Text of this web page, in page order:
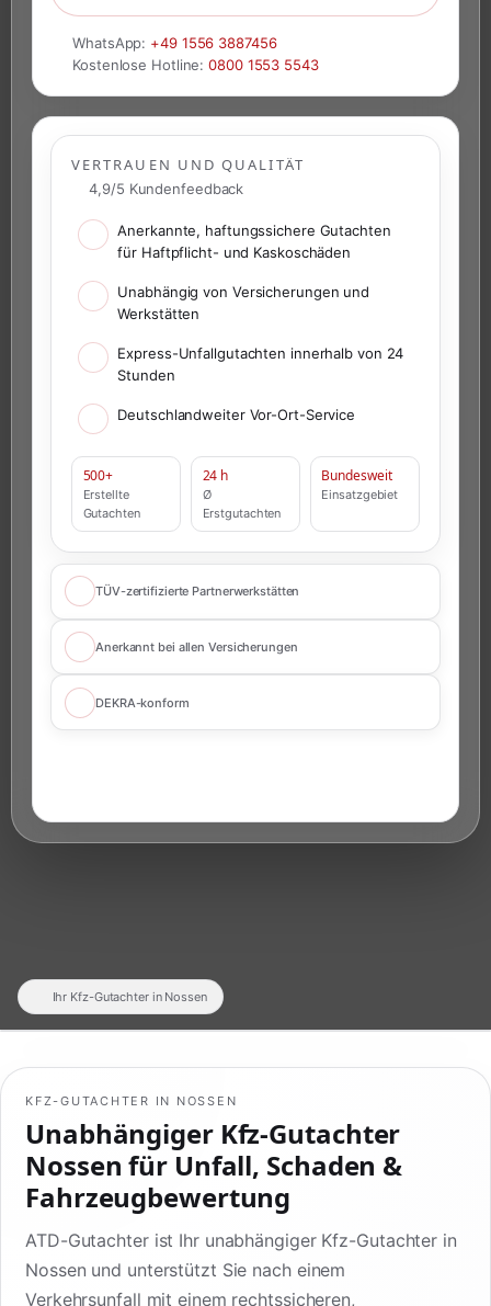
WhatsApp: +49 1556 3887456
Kostenlose Hotline:0800 1553 5543
VERTRAUEN UND QUALITÄT
4,9/5 Kundenfeedback
Anerkannte, haftungssichere Gutachten
für Haftpflicht- und Kaskoschäden
Unabhängig von Versicherungen und
Werkstätten
Express-Unfallgutachten innerhalb von 24
Stunden
Deutschlandweiter Vor-Ort-Service
500+
Erstellte
Gutachten
24 h
Ø
Erstgutachten
Bundesweit
Einsatzgebiet
TÜV-zertifizierte Partnerwerkstätten
Anerkannt bei allen Versicherungen
DEKRA-konform
KFZ-GUTACHTER IN NOSSEN
Unabhängiger Kfz-Gutachter
Nossen für Unfall, Schaden &
Fahrzeugbewertung
ATD-Gutachter ist Ihr unabhängiger Kfz-Gutachter in
Nossen und unterstützt Sie nach einem
Verkehrsunfall mit einem rechtssicheren,
Ihr Kfz-Gutachter in Nossen